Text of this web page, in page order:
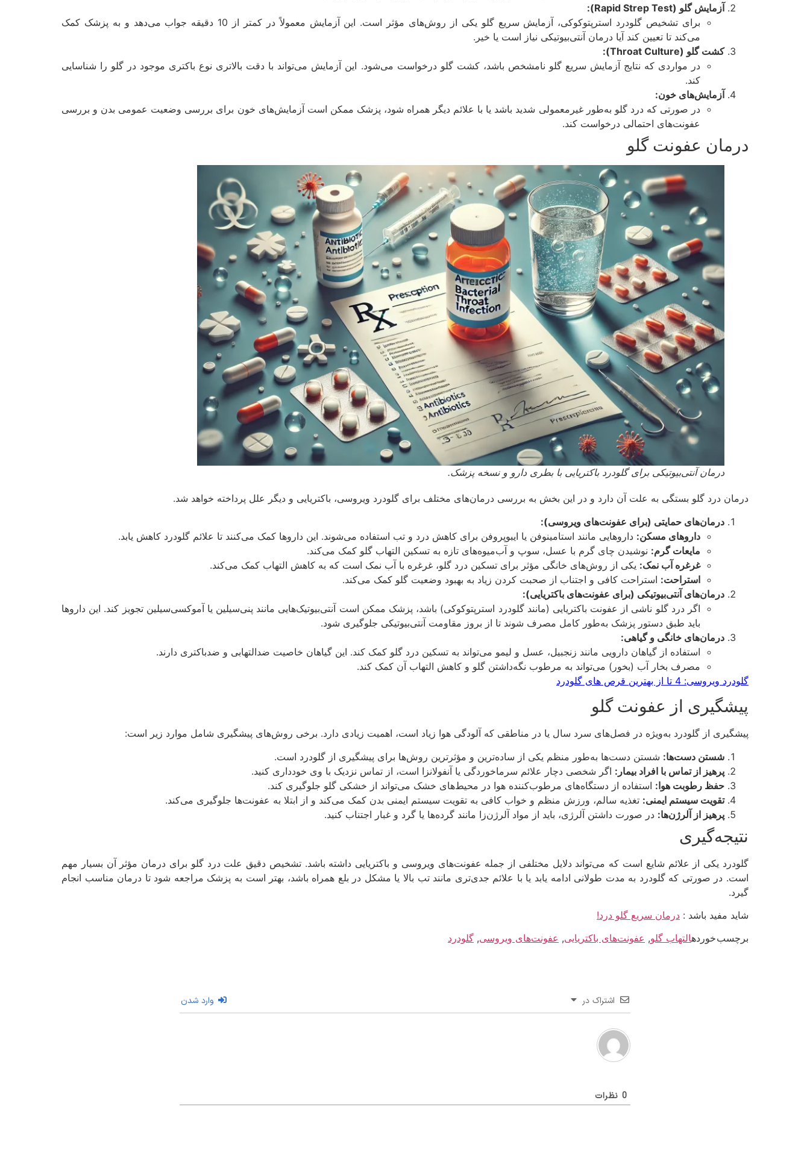
آزمایش گلو (Rapid Strep Test):
برای تشخیص گلودرد استرپتوکوکی، آزمایش سریع گلو یکی از روش‌های مؤثر است. این آزمایش معمولاً در کمتر از 10 دقیقه جواب می‌دهد و به پزشک کمک
می‌کند تا تعیین کند آیا درمان آنتی‌بیوتیکی نیاز است یا خیر.
کشت گلو (Throat Culture):
در مواردی که نتایج آزمایش سریع گلو نامشخص باشد، کشت گلو درخواست می‌شود. این آزمایش می‌تواند با دقت بالاتری نوع باکتری موجود در گلو را شناسایی
کند.
آزمایش‌های خون:
در صورتی که درد گلو به‌طور غیرمعمولی شدید باشد یا با علائم دیگر همراه شود، پزشک ممکن است آزمایش‌های خون برای بررسی وضعیت عمومی بدن و بررسی
عفونت‌های احتمالی درخواست کند.
درمان عفونت گلو
درمان آنتی‌بیوتیکی برای گلودرد باکتریایی با بطری دارو و نسخه پزشک.
درمان درد گلو بستگی به علت آن دارد و در این بخش به بررسی درمان‌های مختلف برای گلودرد ویروسی، باکتریایی و دیگر علل پرداخته خواهد شد.
درمان‌های حمایتی (برای عفونت‌های ویروسی):
داروهای مسکن: داروهایی مانند استامینوفن یا ایبوپروفن برای کاهش درد و تب استفاده می‌شوند. این داروها کمک می‌کنند تا علائم گلودرد کاهش یابد.
مایعات گرم: نوشیدن چای گرم با عسل، سوپ و آب‌میوه‌های تازه به تسکین التهاب گلو کمک می‌کند.
غرغره آب نمک: یکی از روش‌های خانگی مؤثر برای تسکین درد گلو، غرغره با آب نمک است که به کاهش التهاب کمک می‌کند.
استراحت: استراحت کافی و اجتناب از صحبت کردن زیاد به بهبود وضعیت گلو کمک می‌کند.
درمان‌های آنتی‌بیوتیکی (برای عفونت‌های باکتریایی):
اگر درد گلو ناشی از عفونت باکتریایی (مانند گلودرد استرپتوکوکی) باشد، پزشک ممکن است آنتی‌بیوتیک‌هایی مانند پنی‌سیلین یا آموکسی‌سیلین تجویز کند. این داروها
باید طبق دستور پزشک به‌طور کامل مصرف شوند تا از بروز مقاومت آنتی‌بیوتیکی جلوگیری شود.
درمان‌های خانگی و گیاهی:
استفاده از گیاهان دارویی مانند زنجبیل، عسل و لیمو می‌تواند به تسکین درد گلو کمک کند. این گیاهان خاصیت ضدالتهابی و ضدباکتری دارند.
مصرف بخار آب (بخور) می‌تواند به مرطوب نگه‌داشتن گلو و کاهش التهاب آن کمک کند.
گلودرد ویروسی: 4 تا از بهترین قرص های گلودرد
پیشگیری از عفونت گلو
پیشگیری از گلودرد به‌ویژه در فصل‌های سرد سال یا در مناطقی که آلودگی هوا زیاد است، اهمیت زیادی دارد. برخی روش‌های پیشگیری شامل موارد زیر است:
شستن دست‌ها: شستن دست‌ها به‌طور منظم یکی از ساده‌ترین و مؤثرترین روش‌ها برای پیشگیری از گلودرد است.
پرهیز از تماس با افراد بیمار: اگر شخصی دچار علائم سرماخوردگی یا آنفولانزا است، از تماس نزدیک با وی خودداری کنید.
حفظ رطوبت هوا: استفاده از دستگاه‌های مرطوب‌کننده هوا در محیط‌های خشک می‌تواند از خشکی گلو جلوگیری کند.
تقویت سیستم ایمنی: تغذیه سالم، ورزش منظم و خواب کافی به تقویت سیستم ایمنی بدن کمک می‌کند و از ابتلا به عفونت‌ها جلوگیری می‌کند.
پرهیز از آلرژن‌ها: در صورت داشتن آلرژی، باید از مواد آلرژن‌زا مانند گرده‌ها یا گرد و غبار اجتناب کنید.
نتیجه‌گیری
گلودرد یکی از علائم شایع است که می‌تواند دلایل مختلفی از جمله عفونت‌های ویروسی و باکتریایی داشته باشد. تشخیص دقیق علت درد گلو برای درمان مؤثر آن بسیار مهم
است. در صورتی که گلودرد به مدت طولانی ادامه یابد یا با علائم جدی‌تری مانند تب بالا یا مشکل در بلع همراه باشد، بهتر است به پزشک مراجعه شود تا درمان مناسب انجام
گیرد.
شاید مفید باشد : درمان سریع گلو درد!
برچسب خوردهالتهاب گلو, عفونت‌های باکتریایی, عفونت‌های ویروسی, گلودرد
اشتراک در وارد شدن
0 نظرات